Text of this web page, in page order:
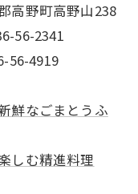
高野町高野山238
56-2341
56-4919
鮮なごまとうふ
しむ精進料理